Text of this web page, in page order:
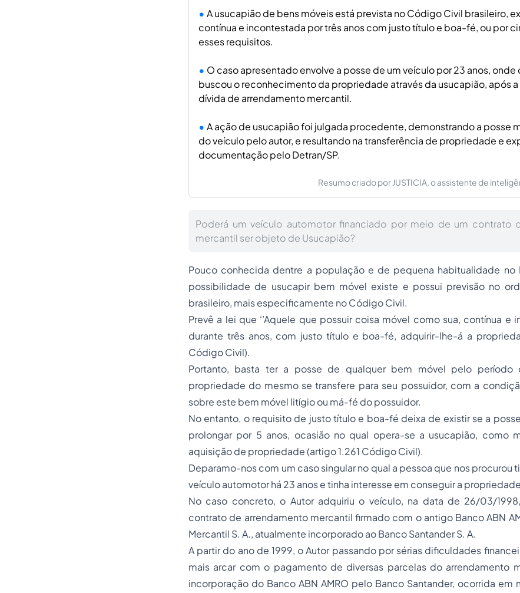
A usucapião de bens móveis está prevista no Código Civil brasileiro,
contínua e incontestada por três anos com justo título e boa-fé, ou por
esses requisitos.
O caso apresentado envolve a posse de um veículo por 23 anos, onde
buscou o reconhecimento da propriedade através da usucapião, após
dívida de arrendamento mercantil.
A ação de usucapião foi julgada procedente, demonstrando a posse
do veículo pelo autor, e resultando na transferência de propriedade e
documentação pelo Detran/SP.
Resumo criado por JUSTICIA, o assistente de
Poderá um veículo automotor financiado por meio de um contrato
mercantil ser objeto de Usucapião?
Pouco conhecida dentre a população e de pequena habitualidade no
possibilidade de usucapir bem móvel existe e possui previsão no
brasileiro, mais especificamente no Código Civil.
Prevê a lei que ‘’Aquele que possuir coisa móvel como sua, contínua e
durante três anos, com justo título e boa-fé, adquirir-lhe-á a
Código Civil).
Portanto, basta ter a posse de qualquer bem móvel pelo
propriedade do mesmo se transfere para seu possuidor, com a
sobre este bem móvel litígio ou má-fé do possuidor.
No entanto, o requisito de justo título e boa-fé deixa de existir se a
prolongar por 5 anos, ocasião no qual opera-se a usucapião, como
aquisição de propriedade (artigo 1.261 Código Civil).
Deparamo-nos com um caso singular no qual a pessoa que nos procurou
veículo automotor há 23 anos e tinha interesse em conseguir a
No caso concreto, o Autor adquiriu o veículo, na data de 26/03/
contrato de arrendamento mercantil firmado com o antigo Banco ABN
Mercantil S. A., atualmente incorporado ao Banco Santander S. A.
A partir do ano de 1999, o Autor passando por sérias dificuldades
mais arcar com o pagamento de diversas parcelas do arrendamento
incorporação do Banco ABN AMRO pelo Banco Santander, ocorrida em